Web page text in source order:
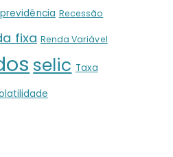
previdência Recessão
fixa Renda Variável
selic Taxa